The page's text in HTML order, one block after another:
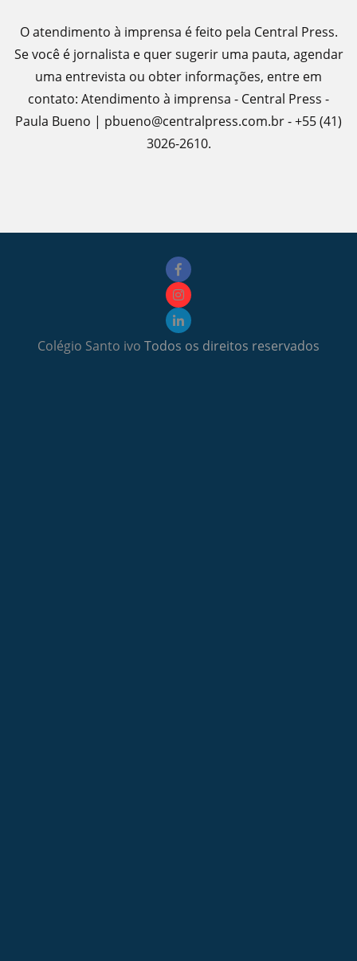
O atendimento à imprensa é feito pela Central Press.
Se você é jornalista e quer sugerir uma pauta, agendar
uma entrevista ou obter informações, entre em
contato: Atendimento à imprensa - Central Press -
Paula Bueno | pbueno@centralpress.com.br - +55 (41)
3026-2610.
Colégio Santo ivo Todos os direitos reservados